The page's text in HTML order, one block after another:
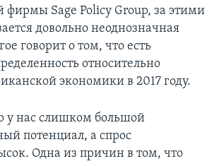
фирмы Sage Policy Group, за этими
довольно неоднозначная
говорит о том, что есть
относительно
экономики в 2017 году.
у нас слишком большой
потенциал, а спрос
Одна из причин в том, что